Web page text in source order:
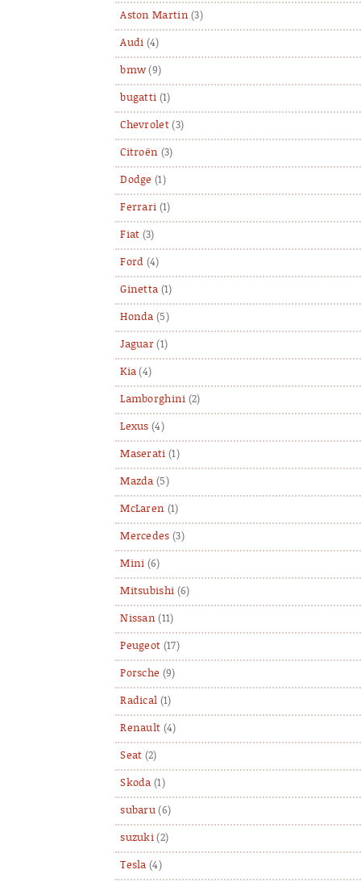
Aston Martin (3)
Audi (4)
bmw (9)
bugatti (1)
Chevrolet(3)
Citroën (3)
Dodge (1)
Ferrari (1)
Fiat (3)
Ford (4)
Ginetta (1)
Honda (5)
Jaguar (1)
Kia (4)
Lamborghini (2)
Lexus (4)
Maserati (1)
Mazda (5)
McLaren (1)
Mercedes (3)
Mini (6)
Mitsubishi (6)
Nissan (11)
Peugeot (17)
Porsche (9)
Radical (1)
Renault (4)
Seat (2)
Skoda (1)
subaru (6)
suzuki (2)
Tesla (4)